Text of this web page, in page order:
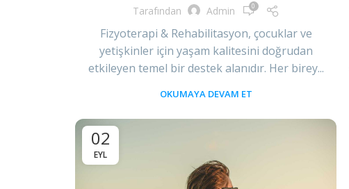
Tarafından Admin 0
Fizyoterapi & Rehabilitasyon, çocuklar ve
yetişkinler için yaşam kalitesini doğrudan
etkileyen temel bir destek alanıdır. Her birey...
OKUMAYA DEVAM ET
02
EYL